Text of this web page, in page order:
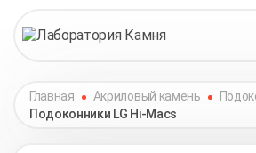
Главная Акриловый камень
Подоконники LG Hi-Macs